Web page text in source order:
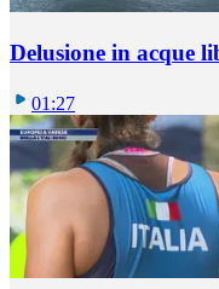
Delusione in acque
01:27